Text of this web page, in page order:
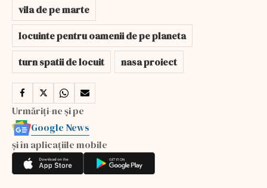
vila de pe marte
locuinte pentru oamenii de pe planeta
turn spatii de locuit
nasa proiect
Urmăriți-ne și pe
Google News
și în aplicațiile mobile